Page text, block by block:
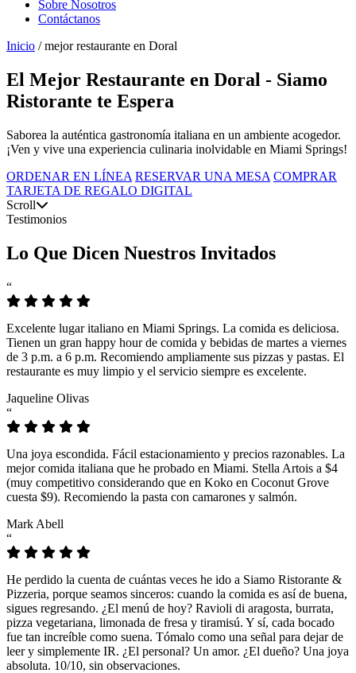
Sobre Nosotros
Contáctanos
Inicio / mejor restaurante en Doral
El Mejor Restaurante en Doral - Siamo
Ristorante te Espera
Saborea la auténtica gastronomía italiana en un ambiente acogedor.
¡Ven y vive una experiencia culinaria inolvidable en Miami Springs!
ORDENAR EN LÍNEA RESERVAR UNA MESA COMPRAR
TARJETA DE REGALO DIGITAL
Scroll
Testimonios
Lo Que Dicen Nuestros Invitados
“
Excelente lugar italiano en Miami Springs. La comida es deliciosa.
Tienen un gran happy hour de comida y bebidas de martes a viernes
de 3 p.m. a 6 p.m. Recomiendo ampliamente sus pizzas y pastas. El
restaurante es muy limpio y el servicio siempre es excelente.
Jaqueline Olivas
“
Una joya escondida. Fácil estacionamiento y precios razonables. La
mejor comida italiana que he probado en Miami. Stella Artois a $4
(muy competitivo considerando que en Koko en Coconut Grove
cuesta $9). Recomiendo la pasta con camarones y salmón.
Mark Abell
“
He perdido la cuenta de cuántas veces he ido a Siamo Ristorante &
Pizzeria, porque seamos sinceros: cuando la comida es así de buena,
sigues regresando. ¿El menú de hoy? Ravioli di aragosta, burrata,
pizza vegetariana, limonada de fresa y tiramisú. Y sí, cada bocado
fue tan increíble como suena. Tómalo como una señal para dejar de
leer y simplemente IR. ¿El personal? Un amor. ¿El dueño? Una joya
absoluta. 10/10, sin observaciones.